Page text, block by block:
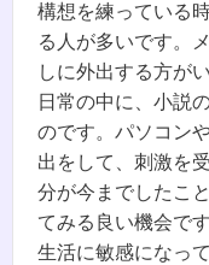
構想を練っている
る人が多いです。
しに外出する方が
日常の中に、小説
のです。パソコン
出をして、刺激を
分が今までしたこ
てみる良い機会で
生活に敏感になっ